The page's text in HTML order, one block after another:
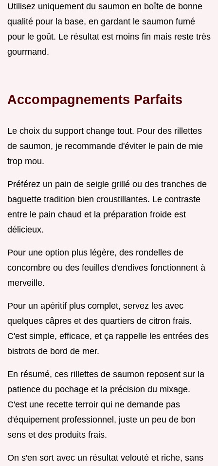
Utilisez uniquement du saumon en boîte de bonne
qualité pour la base, en gardant le saumon fumé
pour le goût. Le résultat est moins fin mais reste très
gourmand.
Accompagnements Parfaits
Le choix du support change tout. Pour des rillettes
de saumon, je recommande d'éviter le pain de mie
trop mou.
Préférez un pain de seigle grillé ou des tranches de
baguette tradition bien croustillantes. Le contraste
entre le pain chaud et la préparation froide est
délicieux.
Pour une option plus légère, des rondelles de
concombre ou des feuilles d'endives fonctionnent à
merveille.
Pour un apéritif plus complet, servez les avec
quelques câpres et des quartiers de citron frais.
C'est simple, efficace, et ça rappelle les entrées des
bistrots de bord de mer.
En résumé, ces rillettes de saumon reposent sur la
patience du pochage et la précision du mixage.
C'est une recette terroir qui ne demande pas
d'équipement professionnel, juste un peu de bon
sens et des produits frais.
On s'en sort avec un résultat velouté et riche, sans